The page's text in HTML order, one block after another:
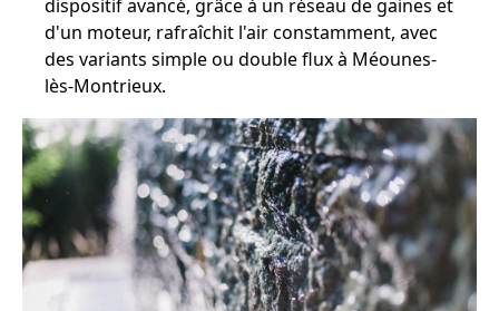
dispositif avancé, grâce à un réseau de gaines et
d'un moteur, rafraîchit l'air constamment, avec
des variants simple ou double flux à Méounes-
lès-Montrieux.